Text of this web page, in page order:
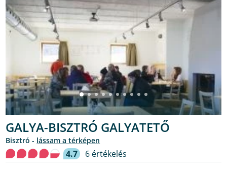
GALYA-BISZTRÓ GALYATETŐ
bisztró - lássam a térképen
4.7 6 értékelés